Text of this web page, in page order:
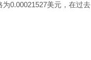
0.00021527美元，在过去